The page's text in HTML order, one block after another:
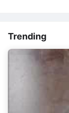
Trending